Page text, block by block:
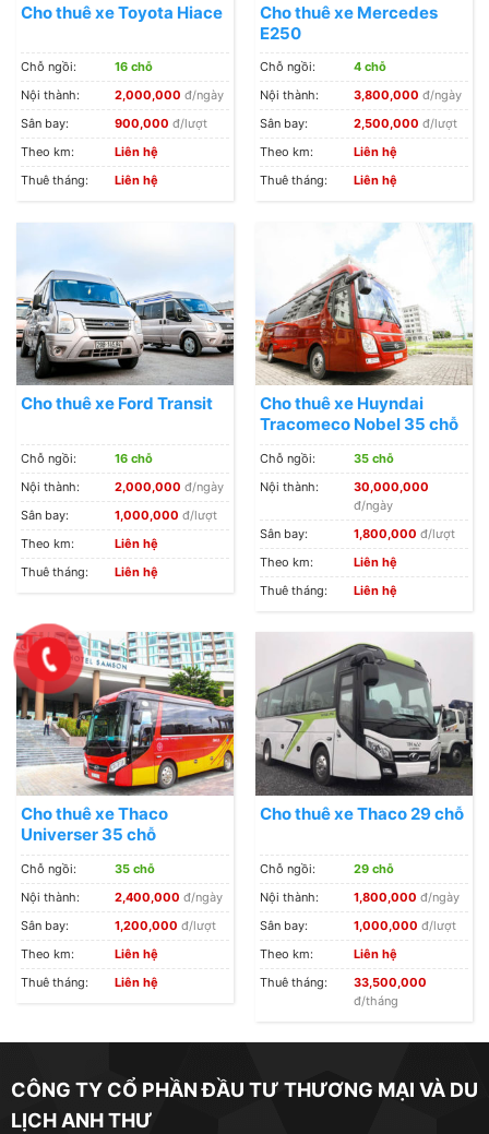
Cho thuê xe Toyota Hiace
Chỗ ngồi:
16 chỗ
Nội thành:
2,000,000 đ/ngày
Sân bay:
900,000 đ/lượt
Theo km:
Liên hệ
Thuê tháng:
Liên hệ
Cho thuê xe Mercedes
E250
Chỗ ngồi:
4 chỗ
Nội thành:
3,800,000 đ/ngày
Sân bay:
2,500,000 đ/lượt
Theo km:
Liên hệ
Thuê tháng:
Liên hệ
Cho thuê xe Ford Transit
Chỗ ngồi:
16 chỗ
Nội thành:
2,000,000 đ/ngày
Sân bay:
1,000,000 đ/lượt
Theo km:
Liên hệ
Thuê tháng:
Liên hệ
Cho thuê xe Huyndai
Tracomeco Nobel 35 chỗ
Chỗ ngồi:
35 chỗ
Nội thành:
30,000,000
đ/ngày
Sân bay:
1,800,000 đ/lượt
Theo km:
Liên hệ
Thuê tháng:
Liên hệ
Cho thuê xe Thaco
Universer 35 chỗ
Chỗ ngồi:
35 chỗ
Nội thành:
2,400,000 đ/ngày
Sân bay:
1,200,000 đ/lượt
Theo km:
Liên hệ
Thuê tháng:
Liên hệ
Cho thuê xe Thaco 29 chỗ
Chỗ ngồi:
29 chỗ
Nội thành:
1,800,000 đ/ngày
Sân bay:
1,000,000 đ/lượt
Theo km:
Liên hệ
Thuê tháng:
33,500,000
đ/tháng
CÔNG TY CỔ PHẦN ĐẦU TƯ THƯƠNG MẠI VÀ DU
LỊCH ANH THƯ